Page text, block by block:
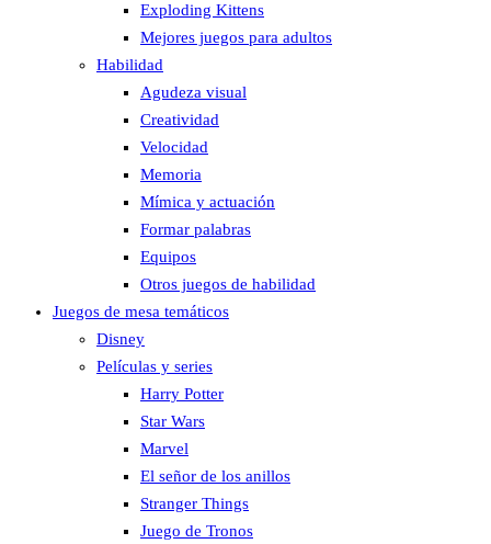
Exploding Kittens
Mejores juegos para adultos
Habilidad
Agudeza visual
Creatividad
Velocidad
Memoria
Mímica y actuación
Formar palabras
Equipos
Otros juegos de habilidad
Juegos de mesa temáticos
Disney
Películas y series
Harry Potter
Star Wars
Marvel
El señor de los anillos
Stranger Things
Juego de Tronos